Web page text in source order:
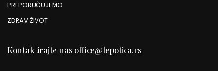
PREPORUČUJEMO
ZDRAV ŽIVOT
Kontaktirajte nas office@lepotica.rs